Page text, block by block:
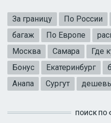
За границу По России
багаж
По Европе
Москва
Самара Где
Бонус
Екатеринбург
Анапа
Сургут
ПОИСК ПО